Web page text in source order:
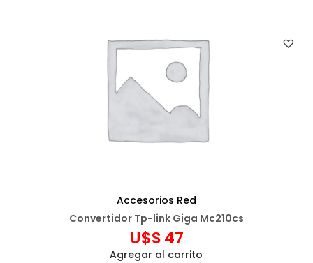
Accesorios Red
Convertidor Tp-link Giga Mc210cs
U$S47
Agregar al carrito